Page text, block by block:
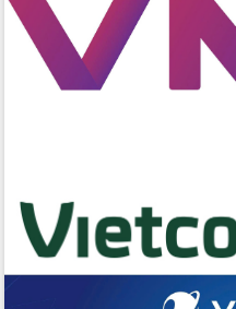
chuyển đổi số giai đoạn 2026 – 2030
với Tập đoàn Bưu chính Viễn thông
Việt Nam
Thứ trưởng Bộ Y tế làm việc với tỉnh
Đắk Lắk về phát triển nhân lực y tế
Tập huấn ứng dụng trí tuệ nhân tạo (AI)
trong thương mại điện tử năm 2026
trao đổi thông tin trước Kỳ họp thứ